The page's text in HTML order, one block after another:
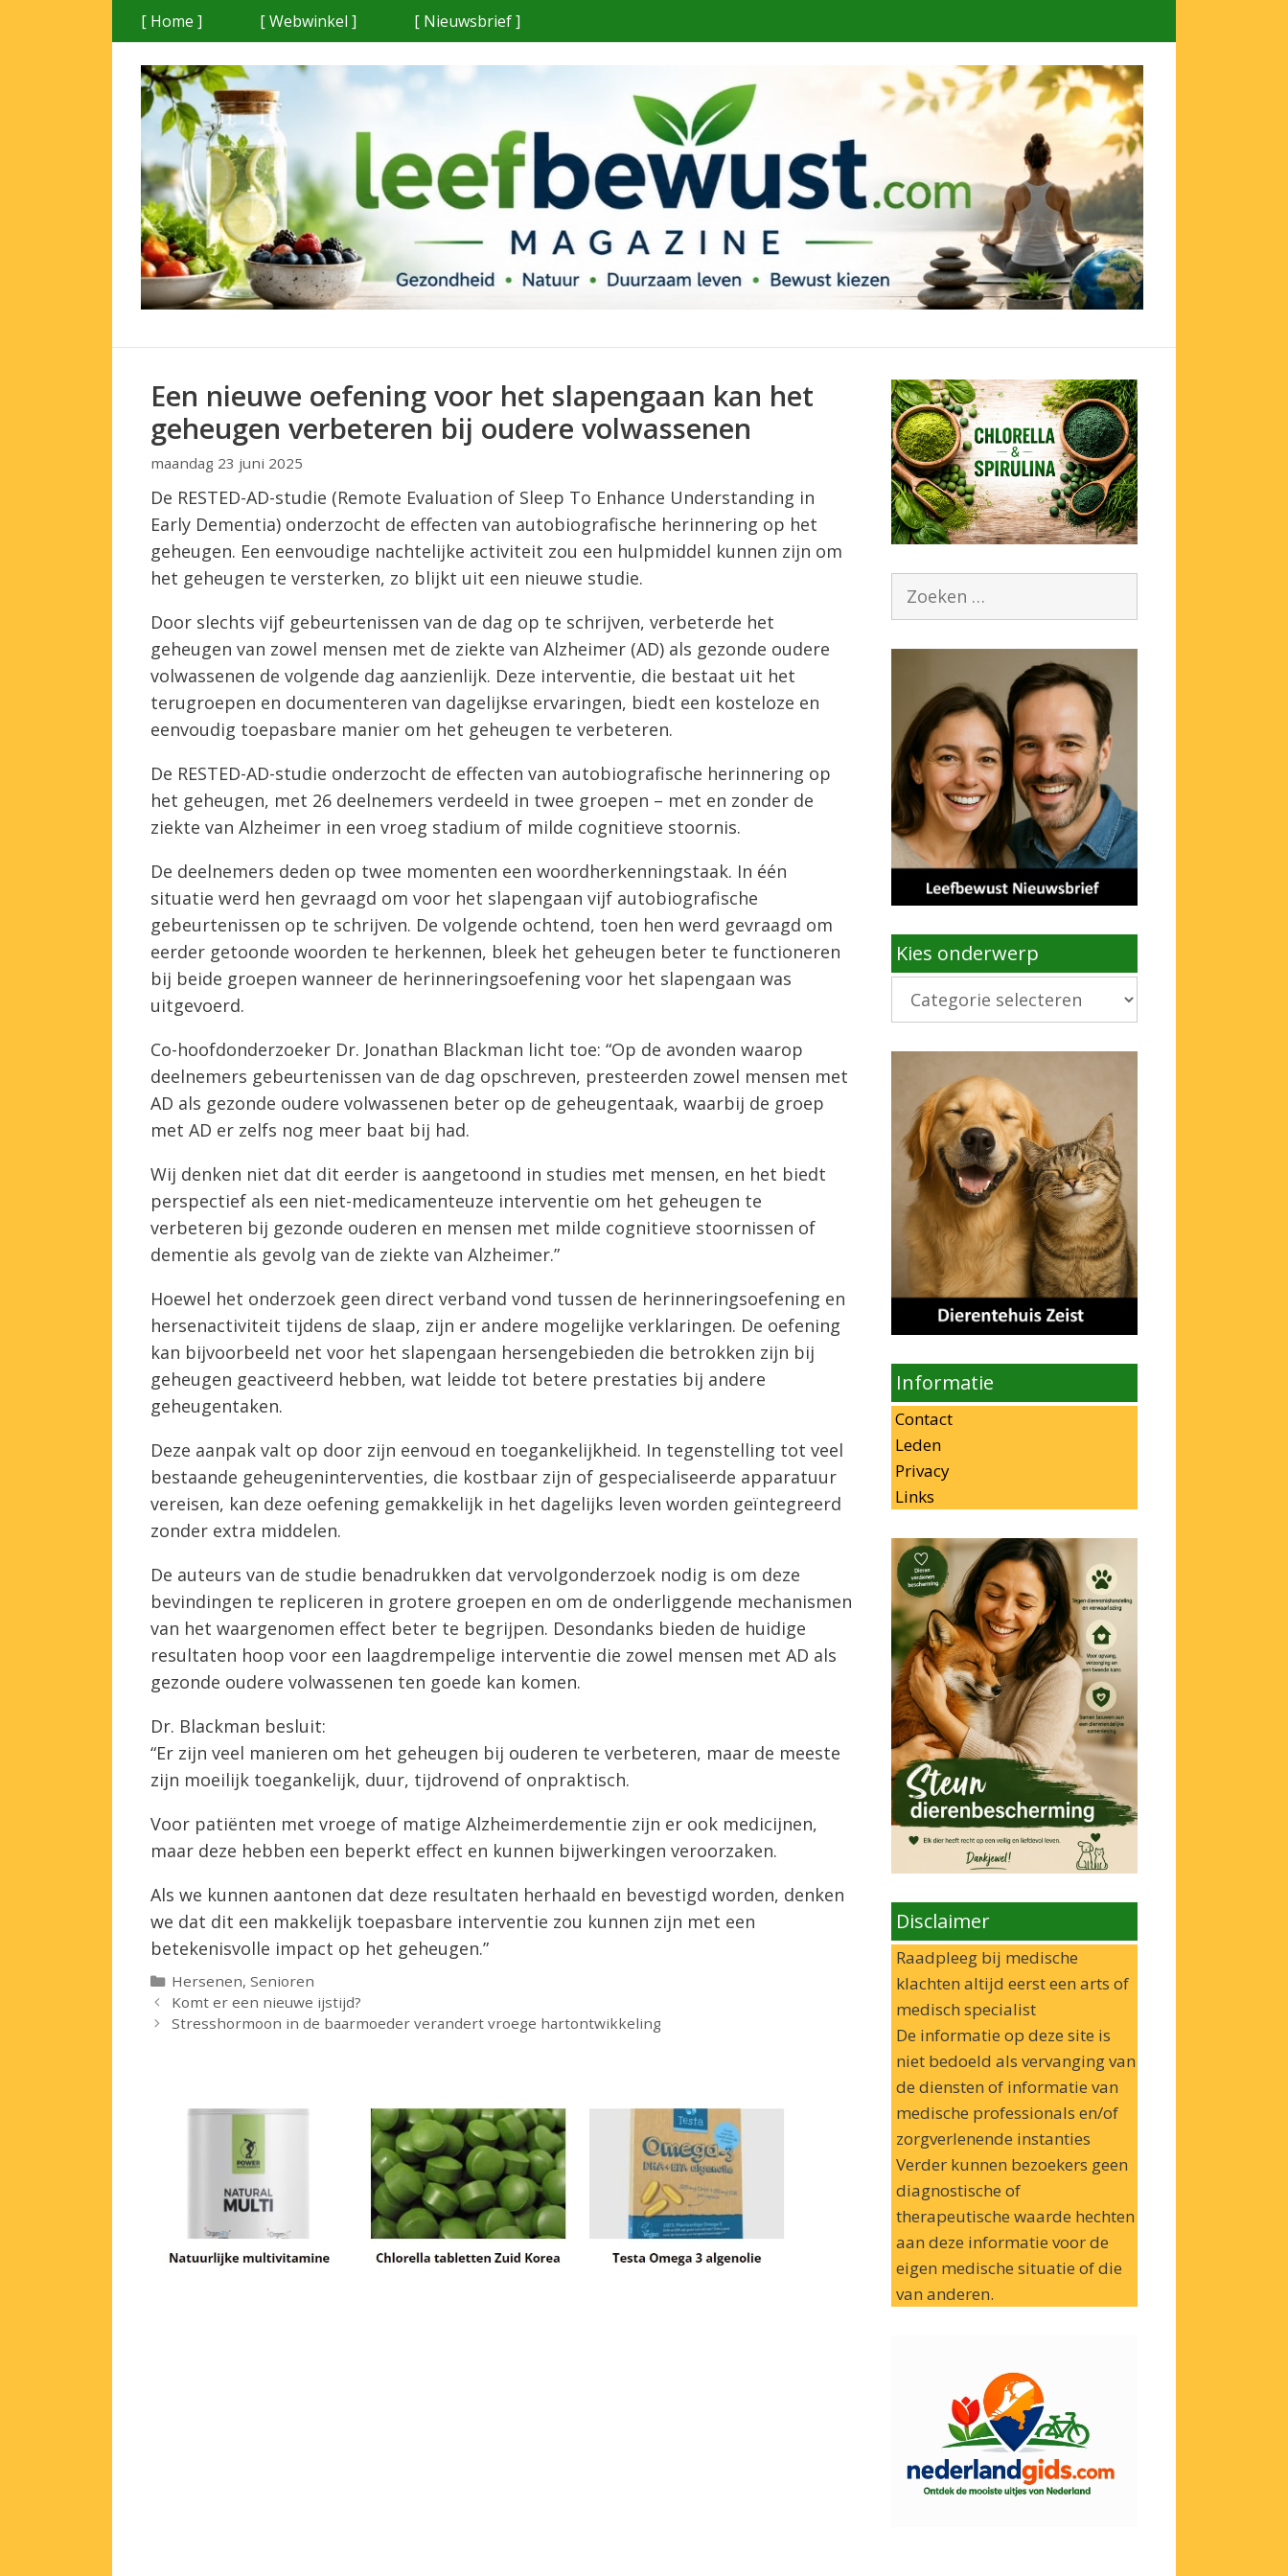
[ Home ] [ Webwinkel ] [ Nieuwsbrief ]
Een nieuwe oefening voor het slapengaan kan het
geheugen verbeteren bij oudere volwassenen
maandag 23 juni 2025
De RESTED-AD-studie (Remote Evaluation of Sleep To Enhance Understanding in
Early Dementia) onderzocht de effecten van autobiografische herinnering op het
geheugen. Een eenvoudige nachtelijke activiteit zou een hulpmiddel kunnen zijn om
het geheugen te versterken, zo blijkt uit een nieuwe studie.
Door slechts vijf gebeurtenissen van de dag op te schrijven, verbeterde het
geheugen van zowel mensen met de ziekte van Alzheimer (AD) als gezonde oudere
volwassenen de volgende dag aanzienlijk. Deze interventie, die bestaat uit het
terugroepen en documenteren van dagelijkse ervaringen, biedt een kosteloze en
eenvoudig toepasbare manier om het geheugen te verbeteren.
De RESTED-AD-studie onderzocht de effecten van autobiografische herinnering op
het geheugen, met 26 deelnemers verdeeld in twee groepen – met en zonder de
ziekte van Alzheimer in een vroeg stadium of milde cognitieve stoornis.
De deelnemers deden op twee momenten een woordherkenningstaak. In één
situatie werd hen gevraagd om voor het slapengaan vijf autobiografische
gebeurtenissen op te schrijven. De volgende ochtend, toen hen werd gevraagd om
eerder getoonde woorden te herkennen, bleek het geheugen beter te functioneren
bij beide groepen wanneer de herinneringsoefening voor het slapengaan was
uitgevoerd.
Co-hoofdonderzoeker Dr. Jonathan Blackman licht toe: “Op de avonden waarop
deelnemers gebeurtenissen van de dag opschreven, presteerden zowel mensen met
AD als gezonde oudere volwassenen beter op de geheugentaak, waarbij de groep
met AD er zelfs nog meer baat bij had.
Wij denken niet dat dit eerder is aangetoond in studies met mensen, en het biedt
perspectief als een niet-medicamenteuze interventie om het geheugen te
verbeteren bij gezonde ouderen en mensen met milde cognitieve stoornissen of
dementie als gevolg van de ziekte van Alzheimer.”
Hoewel het onderzoek geen direct verband vond tussen de herinneringsoefening en
hersenactiviteit tijdens de slaap, zijn er andere mogelijke verklaringen. De oefening
kan bijvoorbeeld net voor het slapengaan hersengebieden die betrokken zijn bij
geheugen geactiveerd hebben, wat leidde tot betere prestaties bij andere
geheugentaken.
Deze aanpak valt op door zijn eenvoud en toegankelijkheid. In tegenstelling tot veel
bestaande geheugeninterventies, die kostbaar zijn of gespecialiseerde apparatuur
vereisen, kan deze oefening gemakkelijk in het dagelijks leven worden geïntegreerd
zonder extra middelen.
De auteurs van de studie benadrukken dat vervolgonderzoek nodig is om deze
bevindingen te repliceren in grotere groepen en om de onderliggende mechanismen
van het waargenomen effect beter te begrijpen. Desondanks bieden de huidige
resultaten hoop voor een laagdrempelige interventie die zowel mensen met AD als
gezonde oudere volwassenen ten goede kan komen.
Dr. Blackman besluit:
“Er zijn veel manieren om het geheugen bij ouderen te verbeteren, maar de meeste
zijn moeilijk toegankelijk, duur, tijdrovend of onpraktisch.
Voor patiënten met vroege of matige Alzheimerdementie zijn er ook medicijnen,
maar deze hebben een beperkt effect en kunnen bijwerkingen veroorzaken.
Als we kunnen aantonen dat deze resultaten herhaald en bevestigd worden, denken
we dat dit een makkelijk toepasbare interventie zou kunnen zijn met een
betekenisvolle impact op het geheugen.”
Categorieën
Hersenen,Senioren
Komt er een nieuwe ijstijd?
Stresshormoon in de baarmoeder verandert vroege hartontwikkeling
Zoek
Kies onderwerp
Kies
onderwerp
Informatie
Contact
Leden
Privacy
Links
Disclaimer
Raadpleeg bij medische
klachten altijd eerst een arts of
medisch specialist
De informatie op deze site is
niet bedoeld als vervanging van
de diensten of informatie van
medische professionals en/of
zorgverlenende instanties
Verder kunnen bezoekers geen
diagnostische of
therapeutische waarde hechten
aan deze informatie voor de
eigen medische situatie of die
van anderen.